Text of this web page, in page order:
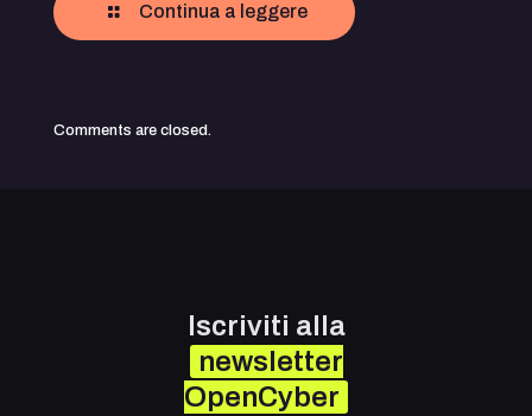
Continua a leggere
Comments are closed.
Iscriviti alla
newsletter
OpenCyber